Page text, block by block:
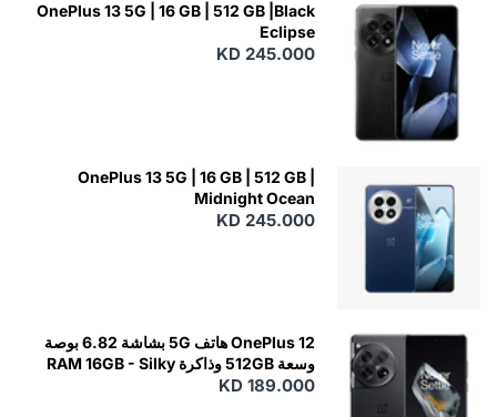
OnePlus 13 5G | 16 GB | 512 GB |Black
Eclipse
KD 245.000
OnePlus 13 5G | 16 GB | 512 GB |
Midnight Ocean
KD 245.000
OnePlus 12 هاتف 5G بشاشة 6.82 بوصة
وسعة 512GB وذاكرة RAM 16GB - Silky
Black
KD 189.000